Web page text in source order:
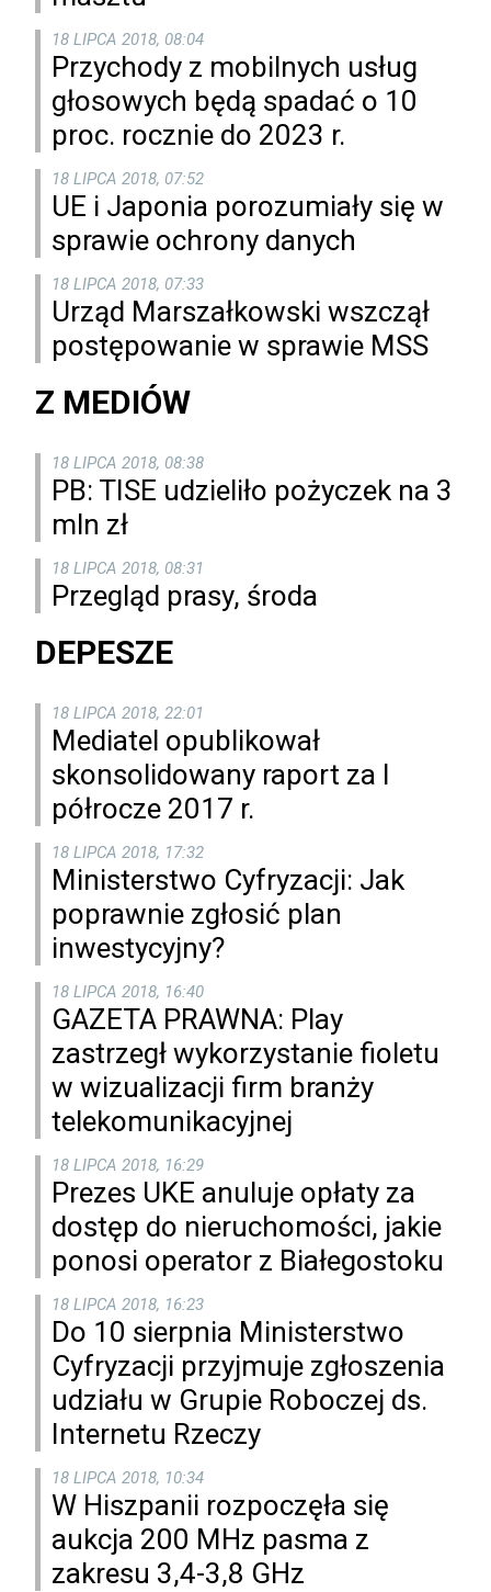
18 LIPCA 2018, 08:04
Przychody z mobilnych usług
głosowych będą spadać o 10
proc. rocznie do 2023 r.
18 LIPCA 2018, 07:52
UE i Japonia porozumiały się w
sprawie ochrony danych
18 LIPCA 2018, 07:33
Urząd Marszałkowski wszczął
postępowanie w sprawie MSS
Z MEDIÓW
18 LIPCA 2018, 08:38
PB: TISE udzieliło pożyczek na 3
mln zł
18 LIPCA 2018, 08:31
Przegląd prasy, środa
DEPESZE
18 LIPCA 2018, 22:01
Mediatel opublikował
skonsolidowany raport za I
półrocze 2017 r.
18 LIPCA 2018, 17:32
Ministerstwo Cyfryzacji: Jak
poprawnie zgłosić plan
inwestycyjny?
18 LIPCA 2018, 16:40
GAZETA PRAWNA: Play
zastrzegł wykorzystanie fioletu
w wizualizacji firm branży
telekomunikacyjnej
18 LIPCA 2018, 16:29
Prezes UKE anuluje opłaty za
dostęp do nieruchomości, jakie
ponosi operator z Białegostoku
18 LIPCA 2018, 16:23
Do 10 sierpnia Ministerstwo
Cyfryzacji przyjmuje zgłoszenia
udziału w Grupie Roboczej ds.
Internetu Rzeczy
18 LIPCA 2018, 10:34
W Hiszpanii rozpoczęła się
aukcja 200 MHz pasma z
zakresu 3,4-3,8 GHz